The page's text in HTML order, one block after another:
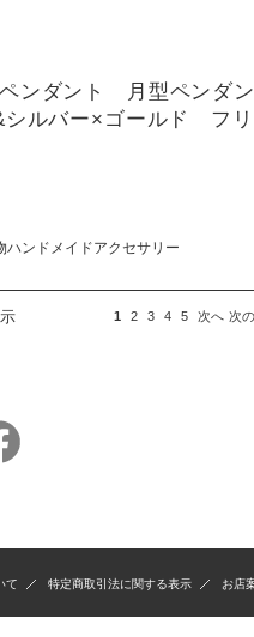
ンダント 月型ペンダ
ルバー×ゴールド フリ
ハンドメイドアクセサリー
1 2 3 4 5 次へ 次
て 特定商取引法に関する表示 お店